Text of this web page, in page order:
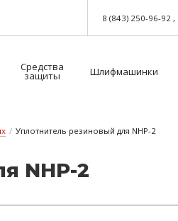
8 (843) 250-96-92
Средства
защиты Шлифмашинки
/ Уплотнитель резиновый для NHP-2
NHP-2